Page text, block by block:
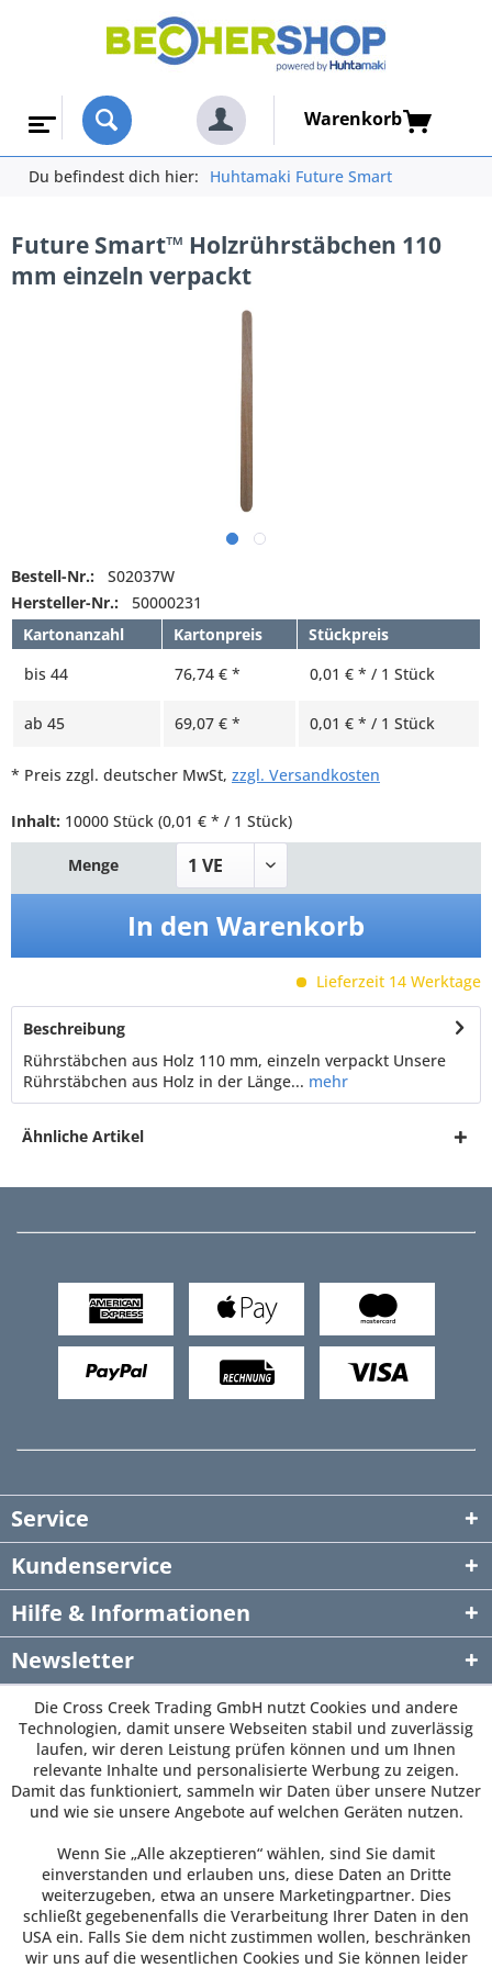
Warenkorb
Du befindest dich hier: Huhtamaki Future Smart
Future Smart™ Holzrührstäbchen 110
mm einzeln verpackt
Bestell-Nr.:
S02037W
Hersteller-Nr.:
50000231
Kartonanzahl
Kartonpreis
Stückpreis
bis 44 76,74 € * 0,01 € * / 1 Stück
ab 45 69,07 € * 0,01 € * / 1 Stück
* Preis zzgl. deutscher MwSt, zzgl. Versandkosten
Inhalt: 10000 Stück (0,01 € * / 1 Stück)
Menge
In den Warenkorb
Lieferzeit 14 Werktage
Beschreibung
Rührstäbchen aus Holz 110 mm, einzeln verpackt Unsere
Rührstäbchen aus Holz in der Länge... mehr
Ähnliche Artikel
Service
Kundenservice
Hilfe & Informationen
Newsletter
Die Cross Creek Trading GmbH nutzt Cookies und andere
Technologien, damit unsere Webseiten stabil und zuverlässig
laufen, wir deren Leistung prüfen können und um Ihnen
relevante Inhalte und personalisierte Werbung zu zeigen.
Damit das funktioniert, sammeln wir Daten über unsere Nutzer
und wie sie unsere Angebote auf welchen Geräten nutzen.
Wenn Sie „Alle akzeptieren“ wählen, sind Sie damit
einverstanden und erlauben uns, diese Daten an Dritte
weiterzugeben, etwa an unsere Marketingpartner. Dies
schließt gegebenenfalls die Verarbeitung Ihrer Daten in den
USA ein. Falls Sie dem nicht zustimmen wollen, beschränken
wir uns auf die wesentlichen Cookies und Sie können leider